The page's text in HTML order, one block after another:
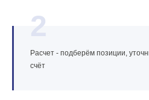
2
Расчет - подберём позиции,
счёт